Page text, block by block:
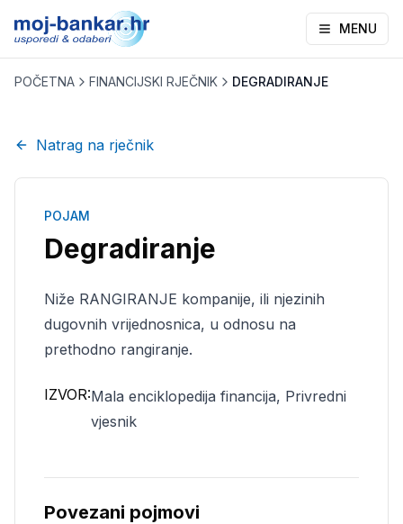
MENU
POČETNA FINANCIJSKI RJEČNIK DEGRADIRANJE
Natrag na rječnik
POJAM
Degradiranje
Niže RANGIRANJE kompanije, ili njezinih
dugovnih vrijednosnica, u odnosu na
prethodno rangiranje.
IZVOR:Mala enciklopedija financija, Privredni
vjesnik
Povezani pojmovi